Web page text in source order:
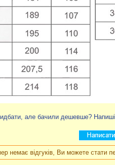
але бачили дешевше?
немає відгуків, Ви можете стати